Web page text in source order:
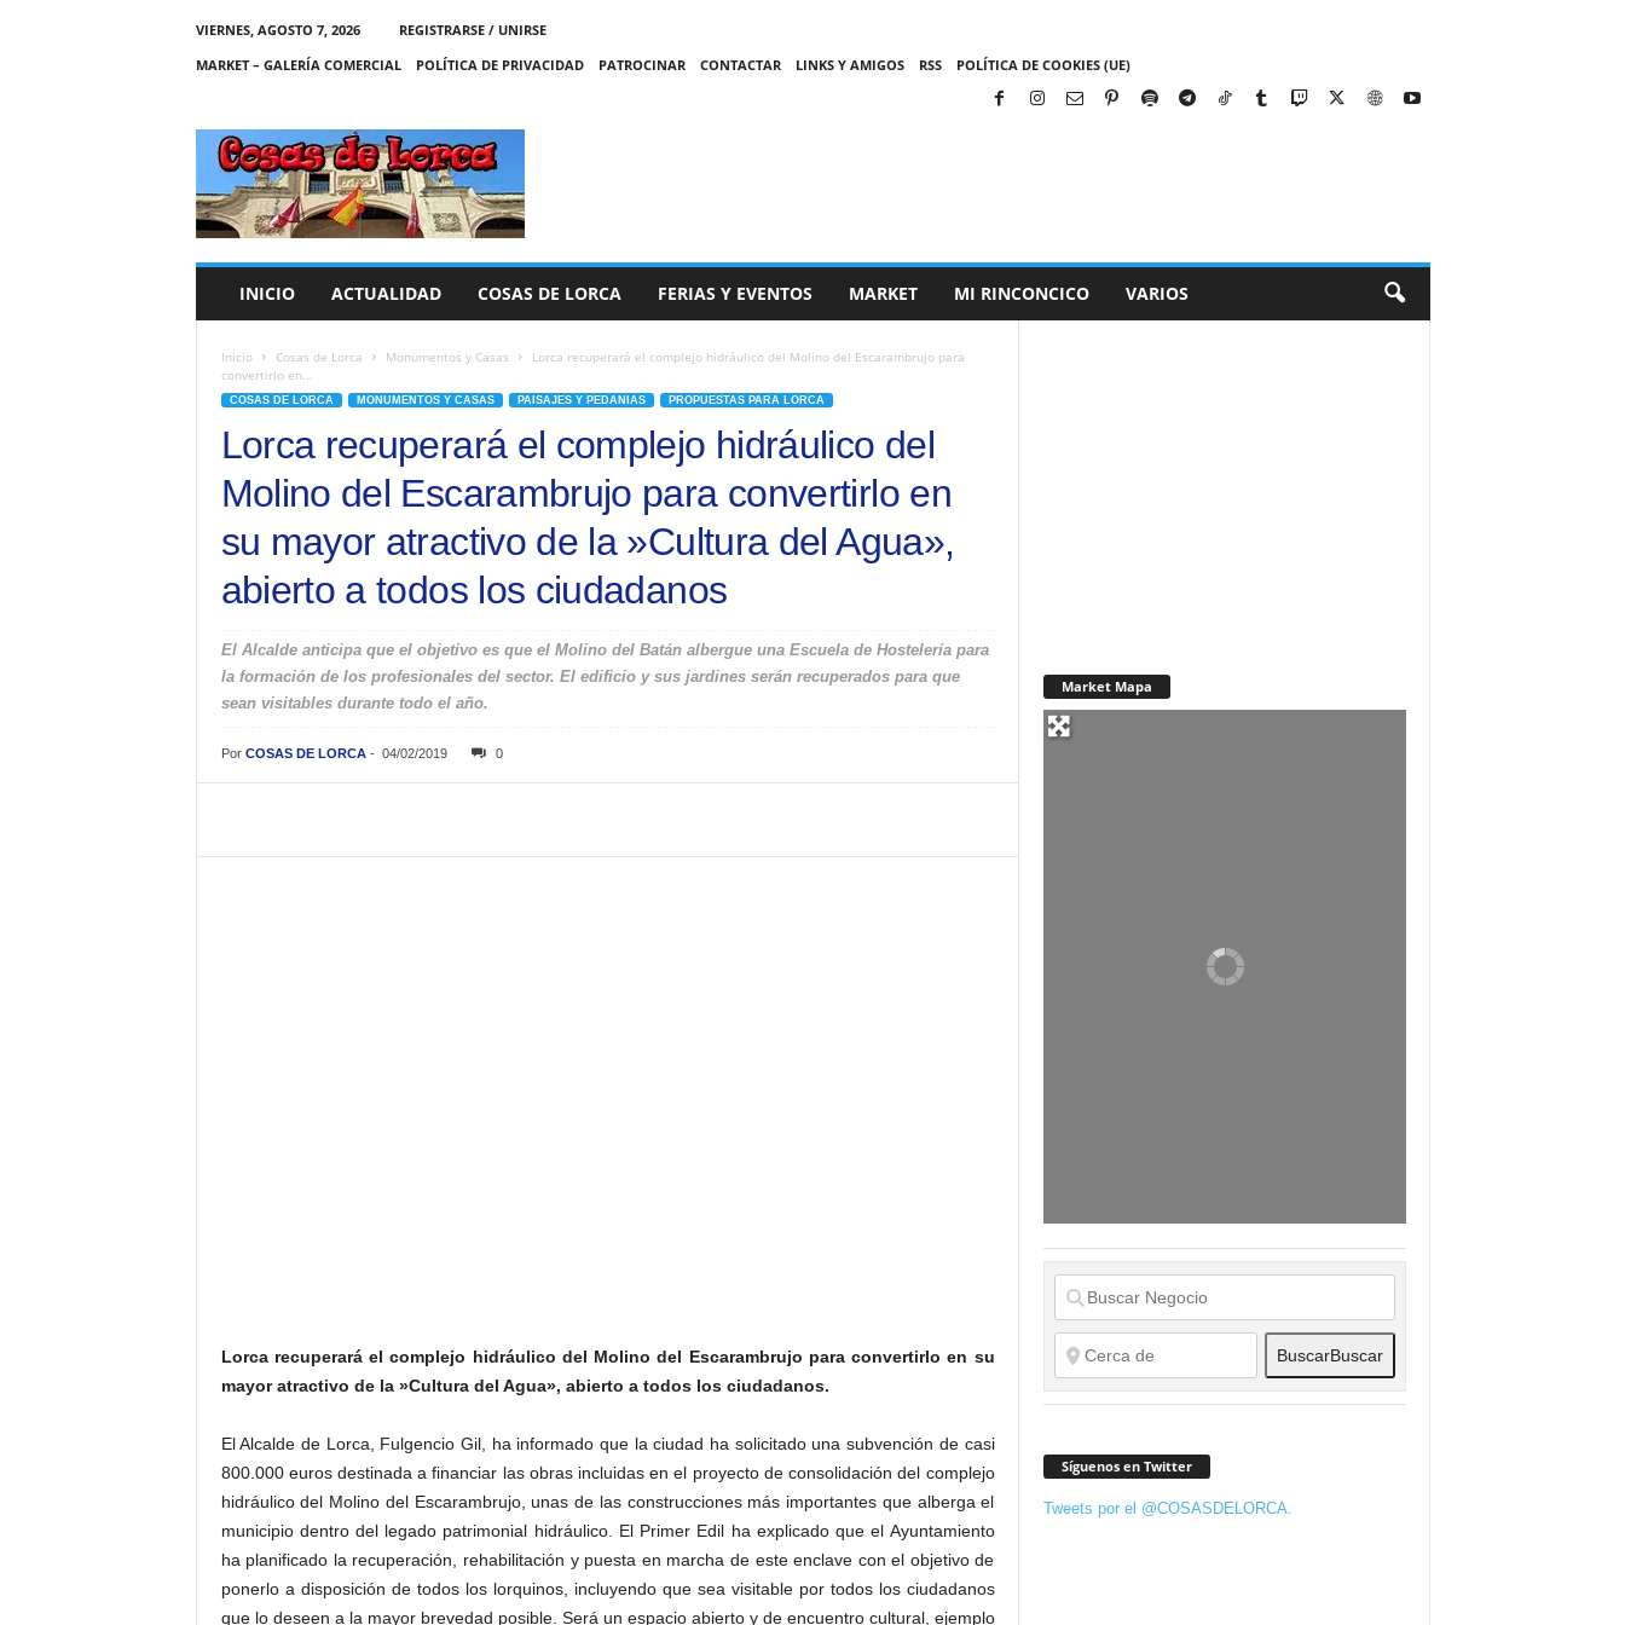
VIERNES, AGOSTO 7, 2026
REGISTRARSE / UNIRSE
MARKET – GALERÍA COMERCIAL
POLÍTICA DE PRIVACIDAD PATROCINAR CONTACTAR LINKS Y AMIGOS RSS POLÍTICA DE COOKIES (UE)
C
A
S
INICIO ACTUALIDAD COSAS DE LORCA FERIAS Y EVENTOS MARKET MI RINCONCICO VARIOS
Inicio Cosas de Lorca Monumentos y Casas
Lorca recuperará el complejo hidráulico del Molino del Escarambrujo para
convertirlo en...
COSAS DE LORCA MONUMENTOS Y CASAS PAISAJES Y PEDANIAS PROPUESTAS PARA LORCA
Lorca recuperará el complejo hidráulico del
Molino del Escarambrujo para convertirlo en
su mayor atractivo de la »Cultura del Agua»,
abierto a todos los ciudadanos
El Alcalde anticipa que el objetivo es que el Molino del Batán albergue una Escuela de Hostelería para
la formación de los profesionales del sector. El edificio y sus jardines serán recuperados para que
sean visitables durante todo el año.
Por COSAS DE LORCA- 04/02/2019 0
Lorca recuperará el complejo hidráulico del Molino del Escarambrujo para convertirlo en su
mayor atractivo de la »Cultura del Agua», abierto a todos los ciudadanos.
El Alcalde de Lorca, Fulgencio Gil, ha informado que la ciudad ha solicitado una subvención de casi
800.000 euros destinada a financiar las obras incluidas en el proyecto de consolidación del complejo
hidráulico del Molino del Escarambrujo, unas de las construcciones más importantes que alberga el
municipio dentro del legado patrimonial hidráulico. El Primer Edil ha explicado que el Ayuntamiento
ha planificado la recuperación, rehabilitación y puesta en marcha de este enclave con el objetivo de
ponerlo a disposición de todos los lorquinos, incluyendo que sea visitable por todos los ciudadanos
que lo deseen a la mayor brevedad posible. Será un espacio abierto y de encuentro cultural, ejemplo
Market Mapa
BuscarBuscar
Síguenos en Twitter
Tweets por el @COSASDELORCA.